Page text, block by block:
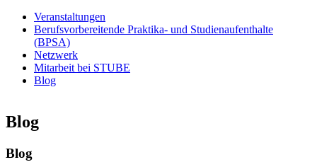
Hauptnavigation-
deepest
Veranstaltungen
Berufsvorbereitende Praktika- und Studienaufenthalte
(BPSA)
Netzwerk
Mitarbeit bei STUBE
Blog
Blog
Blog